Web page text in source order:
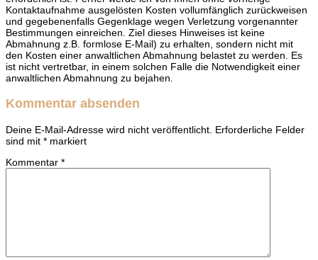
Kontaktaufnahme ausgelösten Kosten vollumfänglich zurückweisen
und gegebenenfalls Gegenklage wegen Verletzung vorgenannter
Bestimmungen einreichen. Ziel dieses Hinweises ist keine
Abmahnung z.B. formlose E-Mail) zu erhalten, sondern nicht mit
den Kosten einer anwaltlichen Abmahnung belastet zu werden. Es
ist nicht vertretbar, in einem solchen Falle die Notwendigkeit einer
anwaltlichen Abmahnung zu bejahen.
Kommentar absenden
Deine E-Mail-Adresse wird nicht veröffentlicht. Erforderliche Felder
sind mit * markiert
Kommentar *